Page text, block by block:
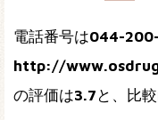
電話番号は044-
http://
の評価は3.7 と、比